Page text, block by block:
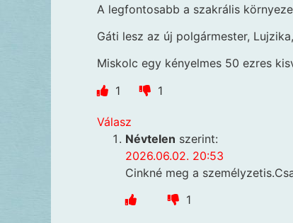
A legfontosabb a szakrális
Gáti lesz az új polgármester,
Miskolc egy kényelmes 50 ezres
1
1
Válasz
Névtelen szerint:
2026.06.02. 20:53
Cinkné meg a
1